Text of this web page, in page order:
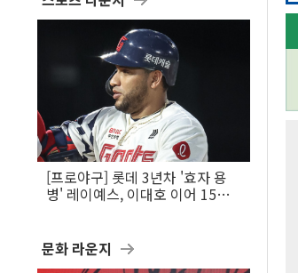
[프로야구] 롯데 3년차 '효자 용
병' 레이예스, 이대호 이어 15년
문화 라운지